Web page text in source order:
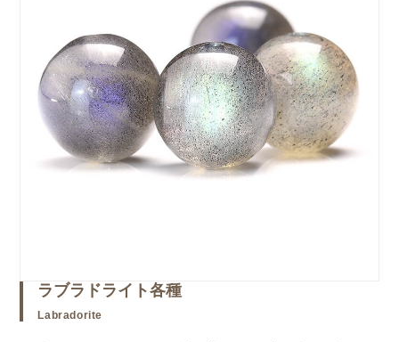
ラブラドライト各種
Labradorite